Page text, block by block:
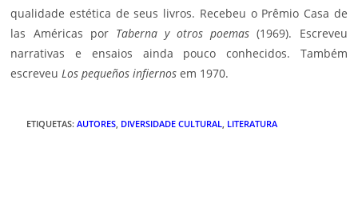
qualidade estética de seus livros. Recebeu o Prêmio Casa de
las Américas por Taberna y otros poemas(1969). Escreveu
narrativas e ensaios ainda pouco conhecidos. Também
escreveuLos pequeños infiernosem 1970.
ETIQUETAS:AUTORES, DIVERSIDADE CULTURAL, LITERATURA